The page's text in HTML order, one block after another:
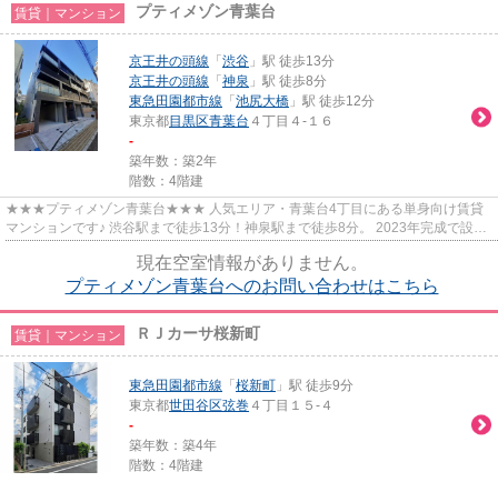
賃貸｜マンション プティメゾン青葉台
京王井の頭線 「 渋谷 」駅 徒歩13分
京王井の頭線 「 神泉 」駅 徒歩8分
東急田園都市線 「 池尻大橋 」駅 徒歩12分
東京都目黒区青葉台 ４丁目４-１６
-
築年数：築2年
階数：4階建
★★★プティメゾン青葉台★★★ 人気エリア・青葉台4丁目にある単身向け賃貸
マンションです♪ 渋谷駅まで徒歩13分！神泉駅まで徒歩8分。 2023年完成で設備
現在空室情報がありません。
プティメゾン青葉台へのお問い合わせはこちら
賃貸｜マンション ＲＪカーサ桜新町
東急田園都市線 「 桜新町 」駅 徒歩9分
東京都世田谷区弦巻 ４丁目１５-４
-
築年数：築4年
階数：4階建